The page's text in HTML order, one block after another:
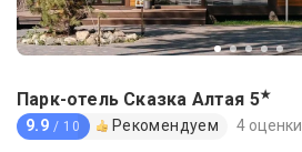
Парк-отель Сказка Алтая 5★
9.9 / 10 Рекомендуем 4 оценки